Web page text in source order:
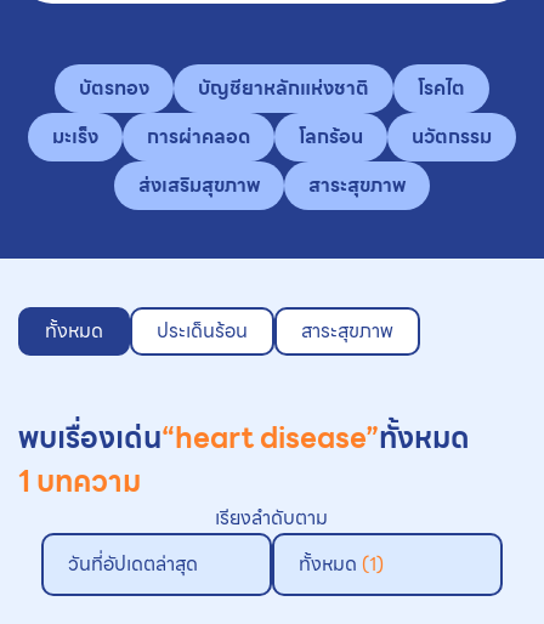
บัตรทอง บัญชียาหลักแห่งชาติ
โรคไต
มะเร็ง
การผ่าคลอด โลกร้อน
นวัตกรรม
ส่งเสริมสุขภาพ
สาระสุขภาพ
ทั้งหมด ประเด็นร้อน สาระสุขภาพ
พบเรื่องเด่น“heart disease”ทั้งหมด
1 บทความ
เรียงลำดับตาม
วันที่อัปเดตล่าสุด
ทั้งหมด (1)